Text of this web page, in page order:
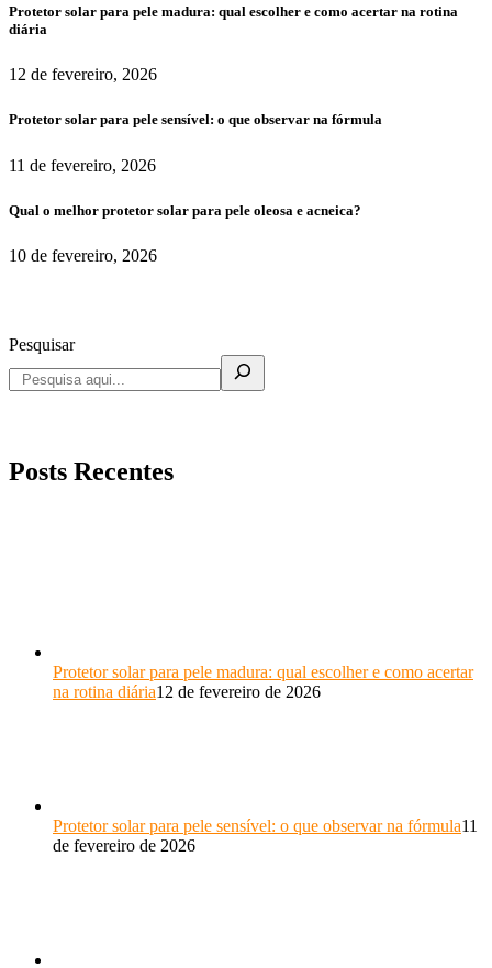
Protetor solar para pele madura: qual escolher e como acertar na rotina
diária
12 de fevereiro, 2026
Protetor solar para pele sensível: o que observar na fórmula
11 de fevereiro, 2026
Qual o melhor protetor solar para pele oleosa e acneica?
10 de fevereiro, 2026
Pesquisar
Posts Recentes
Protetor solar para pele madura: qual escolher e como acertar
na rotina diária12 de fevereiro de 2026
Protetor solar para pele sensível: o que observar na fórmula11
de fevereiro de 2026